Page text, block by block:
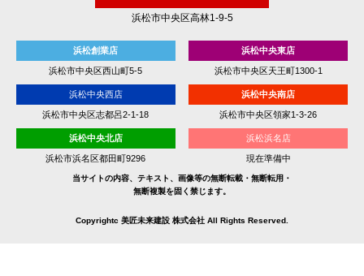
浜松市中央区高林1-9-5
浜松創業店
浜松市中央区西山町5-5
浜松中央東店
浜松市中央区天王町1300-1
浜松中央西店
浜松市中央区志都呂2-1-18
浜松中央南店
浜松市中央区領家1-3-26
浜松中央北店
浜松市浜名区都田町9296
浜松浜名店
現在準備中
当サイトの内容、テキスト、画像等の無断転載・無断転用・
無断複製を固く禁じます。
Copyrightc 美匠未来建設 株式会社 All Rights Reserved.